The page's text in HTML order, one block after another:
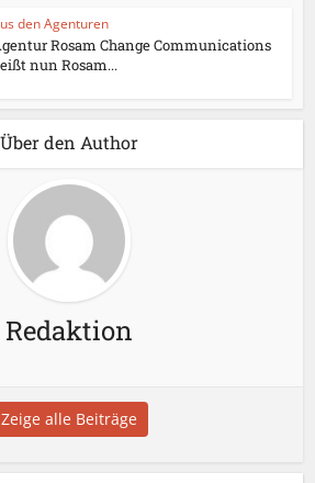
den Agenturen
Rosam Change Communications
nun Rosam...
Über den Author
Redaktion
Zeige alle Beiträge